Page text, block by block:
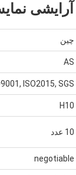
چین
AS
ISO2015, SGS
H10
10 عدد
negotiable